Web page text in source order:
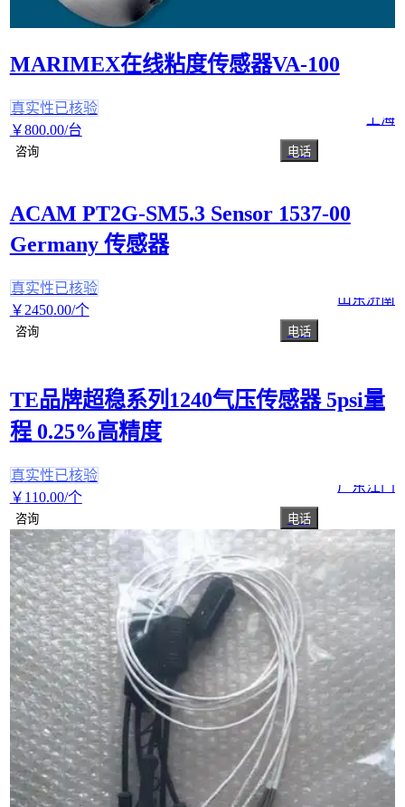
MARIMEX在线粘度传感器VA-100
真实性已核验
￥800.00/台
上海
咨询 电话
ACAM PT2G-SM5.3 Sensor 1537-00
Germany 传感器
真实性已核验
￥ 2450.00/个
山东济南
咨询 电话
TE品牌超稳系列1240气压传感器 5psi量
程 0.25%高精度
真实性已核验
￥ 110.00/个
广东江门
咨询 电话